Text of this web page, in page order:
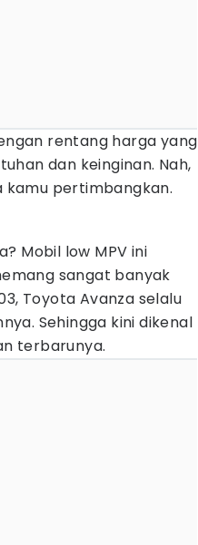
rentang harga yang
dan keinginan. Nah,
kamu pertimbangkan.
Mobil low MPV ini
sangat banyak
Toyota Avanza selalu
Sehingga kini dikenal
terbarunya.